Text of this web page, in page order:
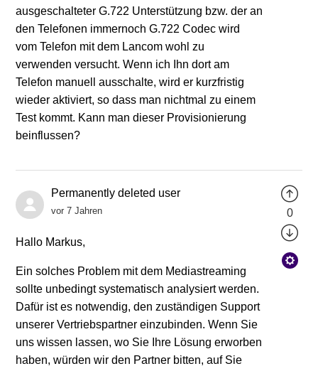
ausgeschalteter G.722 Unterstützung bzw. der an
den Telefonen immernoch G.722 Codec wird
vom Telefon mit dem Lancom wohl zu
verwenden versucht. Wenn ich Ihn dort am
Telefon manuell ausschalte, wird er kurzfristig
wieder aktiviert, so dass man nichtmal zu einem
Test kommt. Kann man dieser Provisionierung
beinflussen?
Permanently deleted user
vor 7 Jahren
Hallo Markus,
Ein solches Problem mit dem Mediastreaming
sollte unbedingt systematisch analysiert werden.
Dafür ist es notwendig, den zuständigen Support
unserer Vertriebspartner einzubinden. Wenn Sie
uns wissen lassen, wo Sie Ihre Lösung erworben
haben, würden wir den Partner bitten, auf Sie
0